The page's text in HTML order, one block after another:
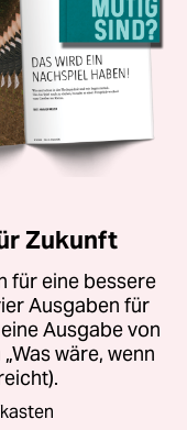
Zukunft
für eine bessere
Ausgaben für
Ausgabe von
wäre, wenn